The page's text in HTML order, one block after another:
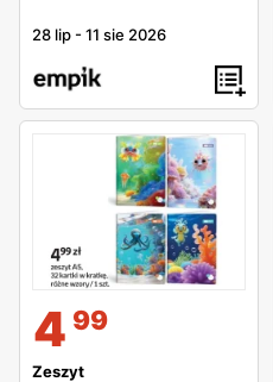
28 lip -11 sie 2026
4 99
Zeszyt